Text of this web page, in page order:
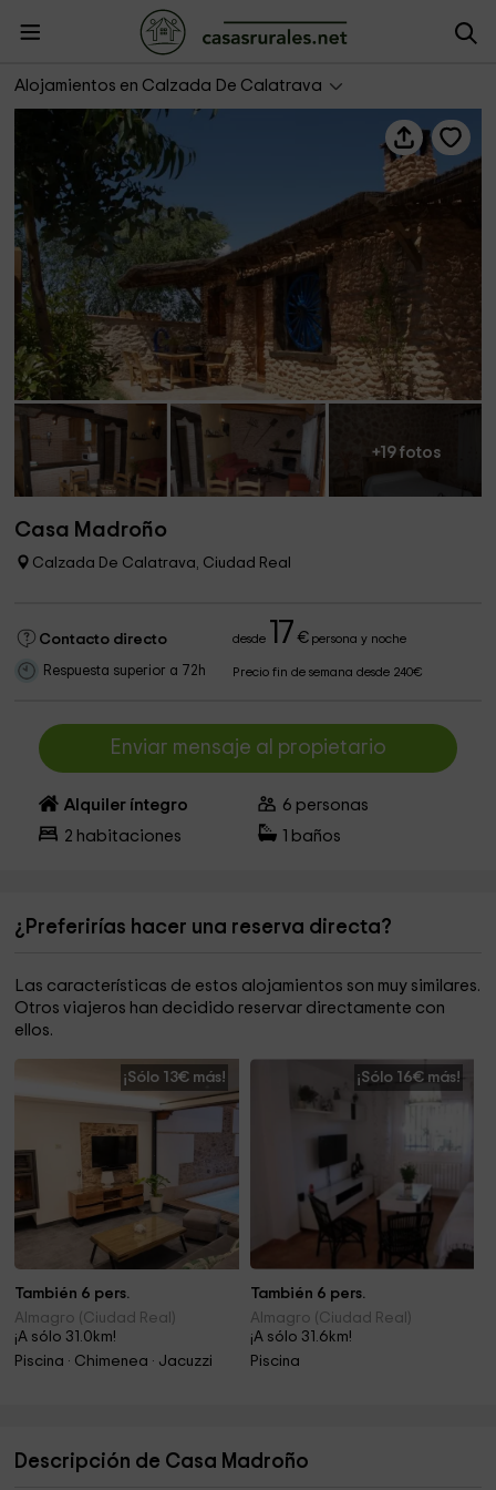
Alojamientos en Calzada De Calatrava
+19 fotos
Casa Madroño
Calzada De Calatrava, Ciudad Real
Contacto directo desde 17 €persona y noche
Respuesta superior a 72h Precio fin de semana desde 240€
Enviar mensaje al propietario
Alquiler íntegro 6 personas
2 habitaciones baños
¿Preferirías hacer una reserva directa?
Las características de estos alojamientos son muy similares.
Otros viajeros han decidido reservar directamente con
ellos.
¡Sólo 13€ más!
También 6 pers.
Almagro (Ciudad Real)
¡A sólo 31.0km!
Piscina · Chimenea · Jacuzzi
¡Sólo 16€ más!
También 6 pers.
Almagro (Ciudad Real)
¡A sólo 31.6km!
Piscina
Descripción de Casa Madroño